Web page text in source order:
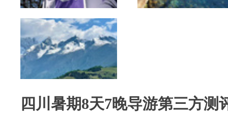
四川暑期8天7晚导游第三方测